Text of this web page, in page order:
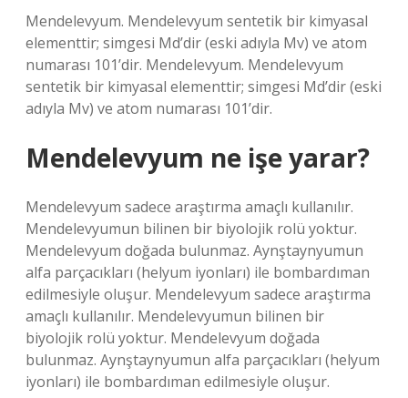
Mendelevyum. Mendelevyum sentetik bir kimyasal
elementtir; simgesi Md’dir (eski adıyla Mv) ve atom
numarası 101’dir. Mendelevyum. Mendelevyum
sentetik bir kimyasal elementtir; simgesi Md’dir (eski
adıyla Mv) ve atom numarası 101’dir.
Mendelevyum ne işe yarar?
Mendelevyum sadece araştırma amaçlı kullanılır.
Mendelevyumun bilinen bir biyolojik rolü yoktur.
Mendelevyum doğada bulunmaz. Aynştaynyumun
alfa parçacıkları (helyum iyonları) ile bombardıman
edilmesiyle oluşur. Mendelevyum sadece araştırma
amaçlı kullanılır. Mendelevyumun bilinen bir
biyolojik rolü yoktur. Mendelevyum doğada
bulunmaz. Aynştaynyumun alfa parçacıkları (helyum
iyonları) ile bombardıman edilmesiyle oluşur.